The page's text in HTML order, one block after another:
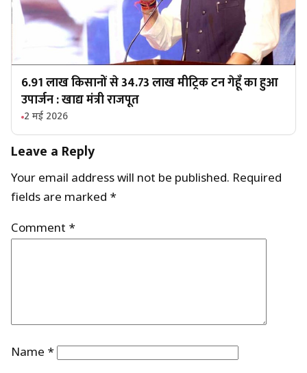
6.91 लाख किसानों से 34.73 लाख मीट्रिक टन गेहूँ का हुआ
उपार्जन : खाद्य मंत्री राजपूत
2 मई 2026
Leave a Reply
Your email address will not be published. Required
fields are marked *
Comment *
Name *